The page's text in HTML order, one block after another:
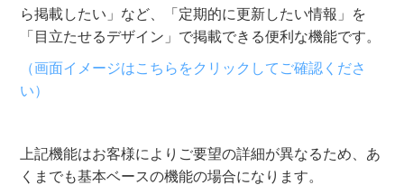
ら掲載したい」など、「定期的に更新したい情報」を
「目立たせるデザイン」で掲載できる便利な機能です。
（画面イメージはこちらをクリックしてご確認くださ
い）
上記機能はお客様によりご要望の詳細が異なるため、あ
くまでも基本ベースの機能の場合になります。